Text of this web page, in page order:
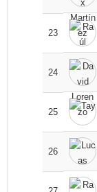
23
24
25
26